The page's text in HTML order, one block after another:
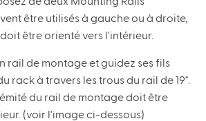
être utilisés à gauche ou à droite,
être orienté vers l'intérieur.
rail de montage et guidez ses fils
rack à travers les trous du rail de 19".
du rail de montage doit être
(voir l'image ci-dessous)